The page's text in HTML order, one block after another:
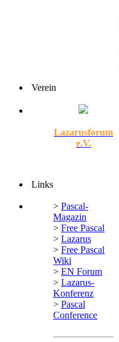
Verein
Lazarusforum
e.V.
Links
> Pascal-
Magazin
> Free Pascal
> Lazarus
> Free Pascal
Wiki
> EN Forum
> Lazarus-
Konferenz
> Pascal
Conference